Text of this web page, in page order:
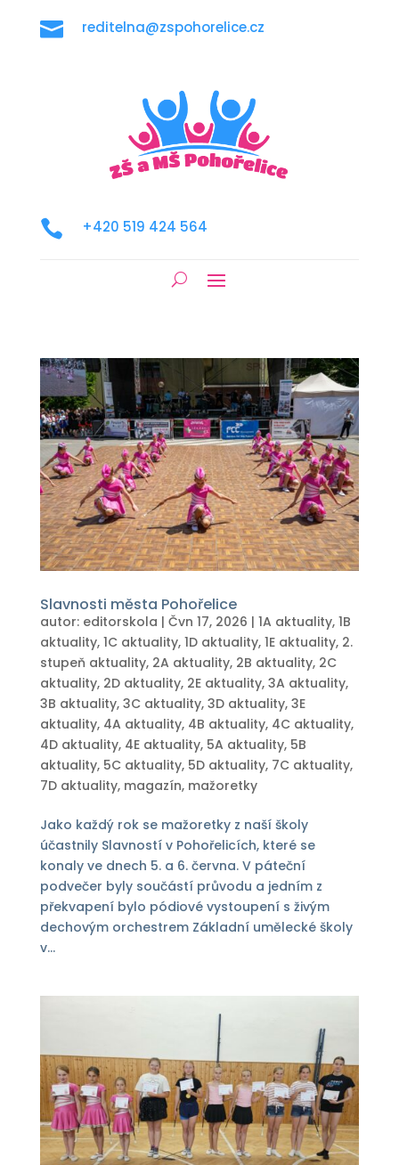
 reditelna@zspohorelice.cz
 +420 519 424 564
Slavnosti města Pohořelice
autor: editorskola | Čvn 17, 2026 | 1A aktuality, 1B
aktuality, 1C aktuality, 1D aktuality, 1E aktuality, 2.
stupeň aktuality, 2A aktuality, 2B aktuality, 2C
aktuality, 2D aktuality, 2E aktuality, 3A aktuality,
3B aktuality, 3C aktuality, 3D aktuality, 3E
aktuality, 4A aktuality, 4B aktuality, 4C aktuality,
4D aktuality, 4E aktuality, 5A aktuality, 5B
aktuality, 5C aktuality, 5D aktuality, 7C aktuality,
7D aktuality, magazín, mažoretky
Jako každý rok se mažoretky z naší školy
účastnily Slavností v Pohořelicích, které se
konaly ve dnech 5. a 6. června. V páteční
podvečer byly součástí průvodu a jedním z
překvapení bylo pódiové vystoupení s živým
dechovým orchestrem Základní umělecké školy
v...